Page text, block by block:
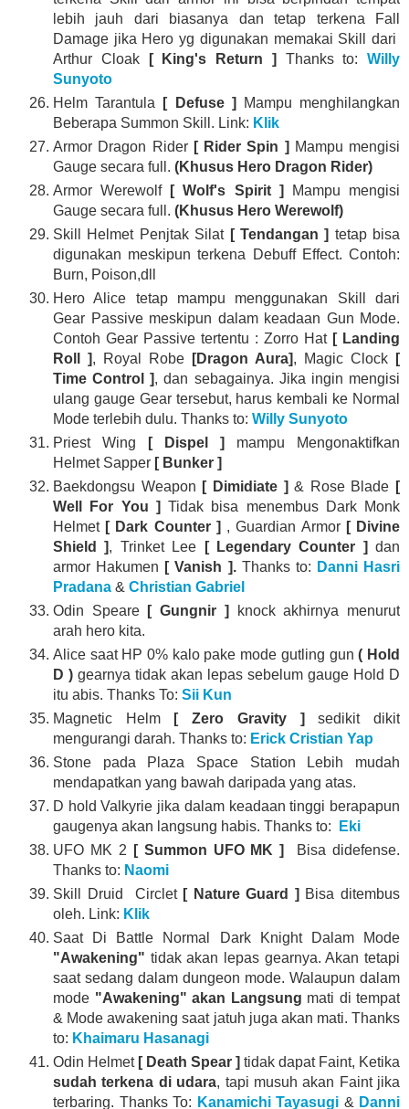
lebih jauh dari biasanya dan tetap terkena Fall
Damage jika Hero yg digunakan memakai Skill dari
Arthur Cloak[ King's Return ] Thanks to: Willy
Sunyoto
Helm Tarantula
[ Defuse ] Mampu menghilangkan
Beberapa Summon Skill. Link: Klik
Armor Dragon Rider [ Rider Spin ] Mampu mengisi
Gauge secara full. (Khusus Hero Dragon Rider)
Armor Werewolf[ Wolf's Spirit ]
Mampu mengisi
Gauge secara full. (Khusus Hero Werewolf)
Skill Helmet Penjtak Silat [ Tendangan ] tetap bisa
digunakan meskipun terkena Debuff Effect. Contoh:
Burn, Poison,dll
Hero Alice tetap mampu menggunakan Skill dari
Gear Passive meskipun dalam keadaan Gun Mode.
Contoh Gear Passive tertentu : Zorro Hat [ Landing
Roll ], Royal Robe [Dragon Aura], Magic Clock [
Time Control ], dan sebagainya. Jika ingin mengisi
ulang gauge Gear tersebut, harus kembali ke Normal
Mode terlebih dulu. Thanks to: Willy Sunyoto
Priest Wing [ Dispel ] mampu Mengonaktifkan
Helmet Sapper [ Bunker ]
Baekdongsu Weapon [ Dimidiate ] & Rose Blade [
Well For You ] Tidak bisa menembus Dark Monk
Helmet [ Dark Counter ] , Guardian Armor [ Divine
Shield ], Trinket Lee [ Legendary Counter ] dan
armor Hakumen [ Vanish ]. Thanks to: Danni Hasri
Pradana & Christian Gabriel
Odin Speare
[ Gungnir ]
knock akhirnya menurut
arah hero kita.
Alice saat HP 0% kalo pake mode gutling gun( Hold
D ) gearnya tidak akan lepas sebelum gauge Hold D
itu abis. Thanks To: Sii Kun
Magnetic Helm
[ Zero Gravity ] sedikit dikit
mengurangi darah. Thanks to: Erick Cristian Yap
Stone pada Plaza Space Station Lebih mudah
mendapatkan yang bawah daripada yang atas.
D hold Valkyrie jika dalam keadaan tinggi berapapun
gaugenya akan langsung habis. Thanks to:
Eki
UFO MK 2
[ Summon UFO MK ]
Bisa didefense.
Thanks to: Naomi
Skill Druid Circlet [ Nature Guard ] Bisa ditembus
oleh. Link: Klik
Saat Di Battle Normal Dark Knight Dalam Mode
"Awakening" tidak akan lepas gearnya. Akan tetapi
saat sedang dalam dungeon mode. Walaupun dalam
mode "Awakening" akan Langsung mati di tempat
& Mode awakening saat jatuh juga akan mati. Thanks
to: Khaimaru Hasanagi
Odin Helmet [ Death Spear ] tidak dapat Faint, Ketika
sudah terkena di udara, tapi musuh akan Faint jika
terbaring. Thanks To: Kanamichi Tayasugi & Danni